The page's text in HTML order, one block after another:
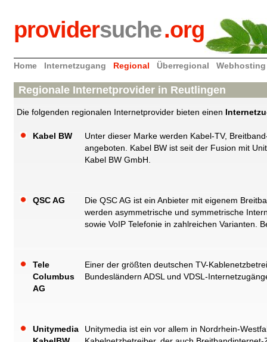
providersuche.org
Home Internetzugang Regional Überregional Webhosting
Regionale Internetprovider in Reutlingen
Die folgenden regionalen Internetprovider bieten einen
Kabel BW
Unter dieser Marke werden Kabel-TV,
angeboten. Kabel BW ist seit der Fusion mit
Kabel BW GmbH.
QSC AG
Die QSC AG ist ein Anbieter mit eigenem
werden asymmetrische und symmetrische
sowie VoIP Telefonie in zahlreichen Varianten.
Tele
Columbus
AG
Einer der größten deutschen TV-
Bundesländern ADSL und VDSL-
Unitymedia
Unitymedia ist ein vor allem in Nordrhein-